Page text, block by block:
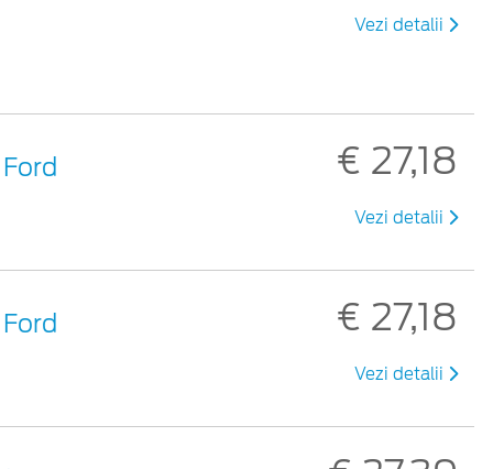
Vezi detalii
€ 27,18
Vezi detalii
€ 27,18
Vezi detalii